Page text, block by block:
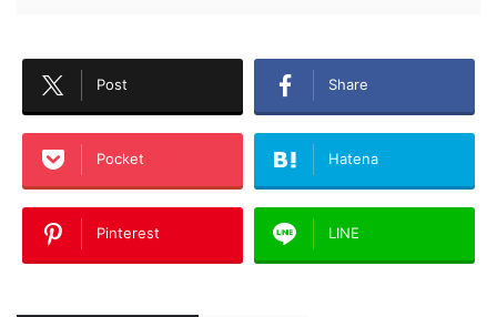
Post Share
Pocket Hatena
Pinterest LINE